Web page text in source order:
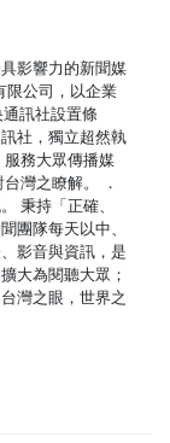
影響力的新聞媒
限公司，以企業
訊社設置條
社，獨立超然執
務大眾傳播媒
灣之瞭解。 ．
秉持「正確、
團隊每天以中、
影音與資訊，是
大為閱聽大眾；
灣之眼，世界之